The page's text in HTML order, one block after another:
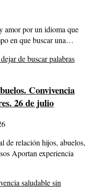
amor por un idioma que
en que buscar una…
Convivencia
26 de julio
de relación hijos, abuelos,
Aportan experiencia